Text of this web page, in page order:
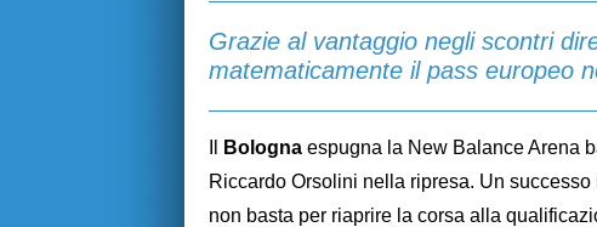
Grazie al vantaggio negli scontri
matematicamente il pass europeo
Bologna espugna la New Balance Arena
Riccardo Orsolini nella ripresa. Un
non basta per riaprire la corsa alla